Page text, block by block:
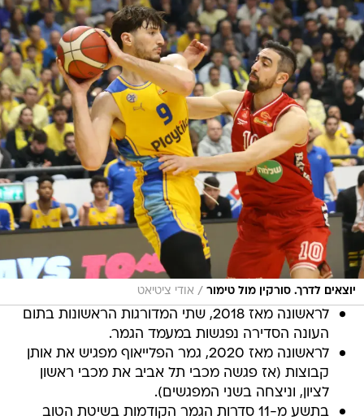
יוצאים לדרך. סורקין מול טימור / אודי ציטיאט
לראשונה מאז 2018, שתי המדורגות הראשונות בתום
העונה הסדירה נפגשות במעמד הגמר.
לראשונה מאז 2020, גמר הפלייאוף מפגיש את אותן
קבוצות (אז פגשה מכבי תל אביב את מכבי ראשון
לציון, וניצחה בשני המפגשים).
בתשע מ-11 סדרות הגמר הקודמות בשיטת הטוב